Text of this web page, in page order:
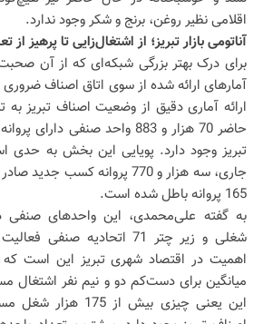
اقلامی نظیر روغن، برنج و شکر وجود ندارد.
آناتومی بازار تبریز؛ از اشتغال‌زایی تا پرهیز از
برای درک بهتر بزرگی شبکه‌ای که از آن
آمارهای ارائه شده از سوی اتاق اصناف
ارائه آماری دقیق از وضعیت اصناف تبریز
حاضر 70 هزار و 883 واحد صنفی
تبریز وجود دارد. پویایی این بخش به حدی
جاری، سه هزار و 770 پروانه کسب
165 پروانه باطل شده است.
شغلی و زیر چتر 71 اتحادیه
اهمیت در اقتصاد شهری تبریز این است که
میانگین برای دست‌کم دو و نیم نفر اشتغال
این یعنی چیزی بیش از